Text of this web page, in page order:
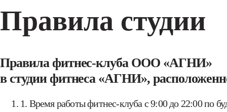
Правила студии
Правила фитнес-клуба ООО «АГНИ»
в студии фитнеса «АГНИ»,
1. Время работы фитнес-клуба с 9:00 до 22:00 по